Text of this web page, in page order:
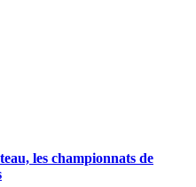
les championnats de